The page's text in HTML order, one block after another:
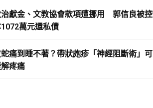
獻金、文教協會款項遭挪用 郭信良被控
萬元還私債
痛到睡不著？帶狀皰疹「神經阻斷術」可
疼痛